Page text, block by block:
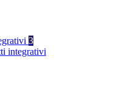
3
integrativi